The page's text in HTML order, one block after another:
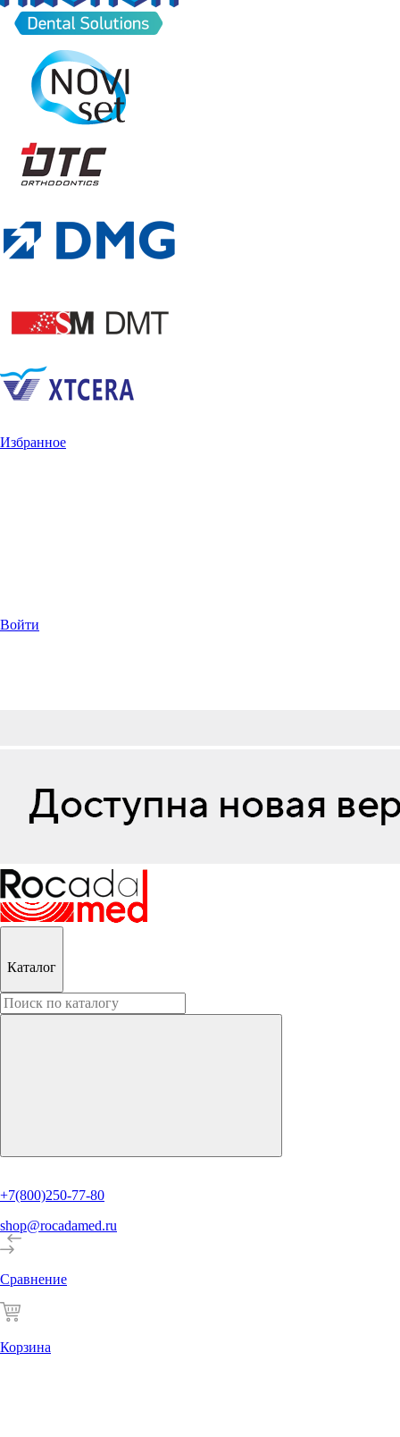
Избранное
Войти
Каталог
+7(800)250-77-80
shop@rocadamed.ru
Сравнение
Корзина